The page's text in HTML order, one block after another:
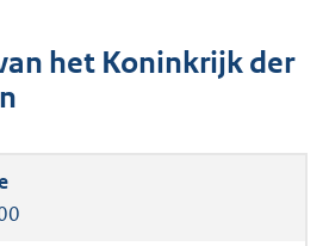
het Koninkrijk der